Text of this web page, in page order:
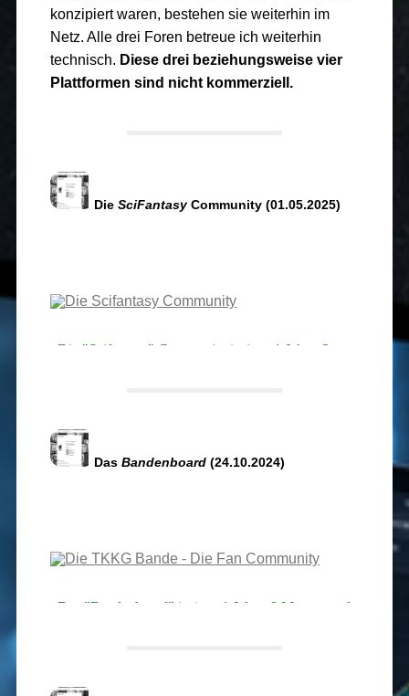
konzipiert waren, bestehen sie weiterhin im
Netz. Alle drei Foren betreue ich weiterhin
technisch. Diese drei beziehungsweise vier
Plattformen sind nicht kommerziell.
Die SciFantasy Community (01.05.2025)
Das Bandenboard (24.10.2024)